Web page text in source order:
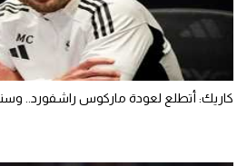
كاريك: أتطلع لعودة ماركوس راشفورد..